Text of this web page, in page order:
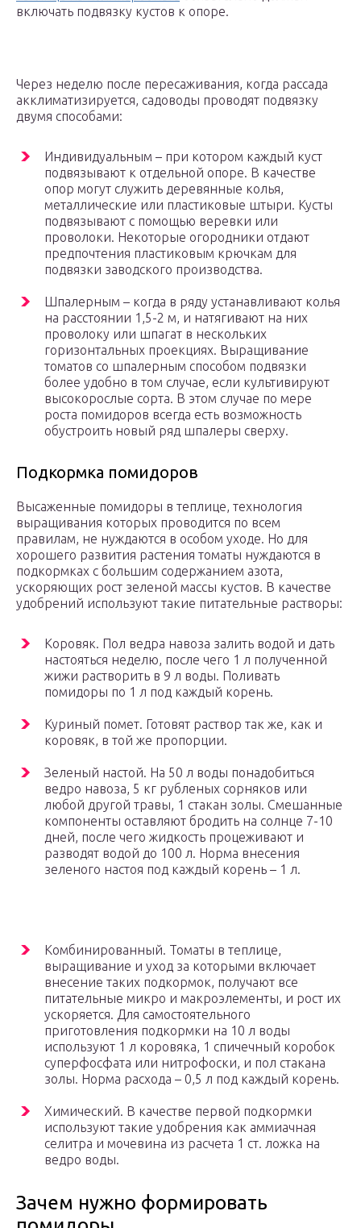
включать подвязку кустов к опоре.
Через неделю после пересаживания, когда рассада
акклиматизируется, садоводы проводят подвязку
двумя способами:
Индивидуальным – при котором каждый куст
подвязывают к отдельной опоре. В качестве
опор могут служить деревянные колья,
металлические или пластиковые штыри. Кусты
подвязывают с помощью веревки или
проволоки. Некоторые огородники отдают
предпочтения пластиковым крючкам для
подвязки заводского производства.
Шпалерным – когда в ряду устанавливают колья
на расстоянии 1,5-2 м, и натягивают на них
проволоку или шпагат в нескольких
горизонтальных проекциях. Выращивание
томатов со шпалерным способом подвязки
более удобно в том случае, если культивируют
высокорослые сорта. В этом случае по мере
роста помидоров всегда есть возможность
обустроить новый ряд шпалеры сверху.
Подкормка помидоров
Высаженные помидоры в теплице, технология
выращивания которых проводится по всем
правилам, не нуждаются в особом уходе. Но для
хорошего развития растения томаты нуждаются в
подкормках с большим содержанием азота,
ускоряющих рост зеленой массы кустов. В качестве
удобрений используют такие питательные растворы:
Коровяк. Пол ведра навоза залить водой и дать
настояться неделю, после чего 1 л полученной
жижи растворить в 9 л воды. Поливать
помидоры по 1 л под каждый корень.
Куриный помет. Готовят раствор так же, как и
коровяк, в той же пропорции.
Зеленый настой. На 50 л воды понадобиться
ведро навоза, 5 кг рубленых сорняков или
любой другой травы, 1 стакан золы. Смешанные
компоненты оставляют бродить на солнце 7-10
дней, после чего жидкость процеживают и
разводят водой до 100 л. Норма внесения
зеленого настоя под каждый корень – 1 л.
Комбинированный. Томаты в теплице,
выращивание и уход за которыми включает
внесение таких подкормок, получают все
питательные микро и макроэлементы, и рост их
ускоряется. Для самостоятельного
приготовления подкормки на 10 л воды
используют 1 л коровяка, 1 спичечный коробок
суперфосфата или нитрофоски, и пол стакана
золы. Норма расхода – 0,5 л под каждый корень.
Химический. В качестве первой подкормки
используют такие удобрения как аммиачная
селитра и мочевина из расчета 1 ст. ложка на
ведро воды.
Зачем нужно формировать